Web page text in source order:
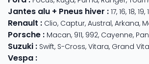
Jantes alu + Pneus hiver : 17, 16, 18, 19,
Renault : Clio, Captur, Austral, Arkana,
Porsche : Macan, 911, 992, Cayenne,
Suzuki : Swift, S-Cross, Vitara, Grand
Vespa :